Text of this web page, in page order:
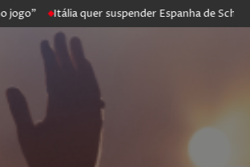
Itália quer suspender Espanha de Schengen.